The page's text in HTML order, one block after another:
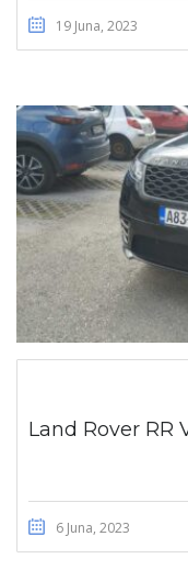
19 Juna, 2023
Land Rover RR
6 Juna, 2023